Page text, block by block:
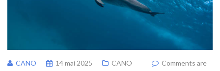
CANO 14 mai 2025 CANO
Comments are